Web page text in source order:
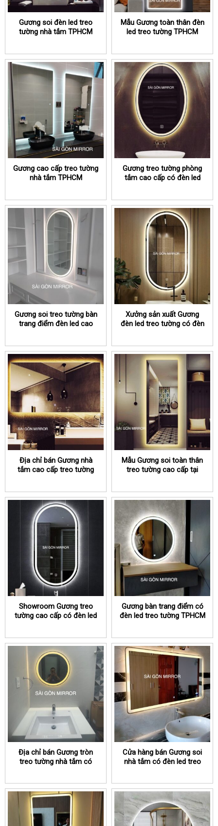
Gương soi đèn led treo
tường nhà tắm TPHCM
Mẫu Gương toàn thân đèn
led treo tường TPHCM
Gương cao cấp treo tường
nhà tắm TPHCM
Gương treo tường phòng
tắm cao cấp có đèn led
Gương soi treo tường bàn
trang điểm đèn led cao
Xưởng sản xuất Gương
đèn led treo tường có đèn
Địa chỉ bán Gương nhà
tắm cao cấp treo tường
Mẫu Gương soi toàn thân
treo tường cao cấp tại
Showroom Gương treo
tường cao cấp có đèn led
Gương bàn trang điểm có
đèn led treo tường TPHCM
Địa chỉ bán Gương tròn
treo tường nhà tắm có
Cửa hàng bán Gương soi
nhà tắm có đèn led treo